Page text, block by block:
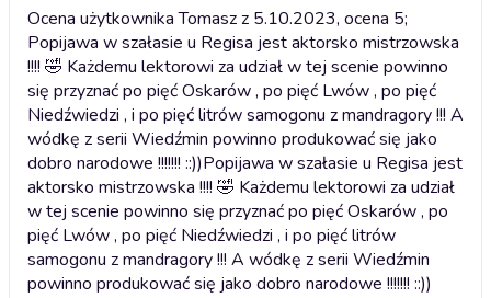
Ocena użytkownika Tomasz z 5.10.2023, ocena 5;
Popijawa w szałasie u Regisa jest aktorsko mistrzowska
!!!! 🤣 Każdemu lektorowi za udział w tej scenie powinno
się przyznać po pięć Oskarów , po pięć Lwów , po pięć
Niedźwiedzi , i po pięć litrów samogonu z mandragory !!! A
wódkę z serii Wiedźmin powinno produkować się jako
dobro narodowe !!!!!!! ::))Popijawa w szałasie u Regisa jest
aktorsko mistrzowska !!!! 🤣 Każdemu lektorowi za udział
w tej scenie powinno się przyznać po pięć Oskarów , po
pięć Lwów , po pięć Niedźwiedzi , i po pięć litrów
samogonu z mandragory !!! A wódkę z serii Wiedźmin
powinno produkować się jako dobro narodowe !!!!!!! ::))